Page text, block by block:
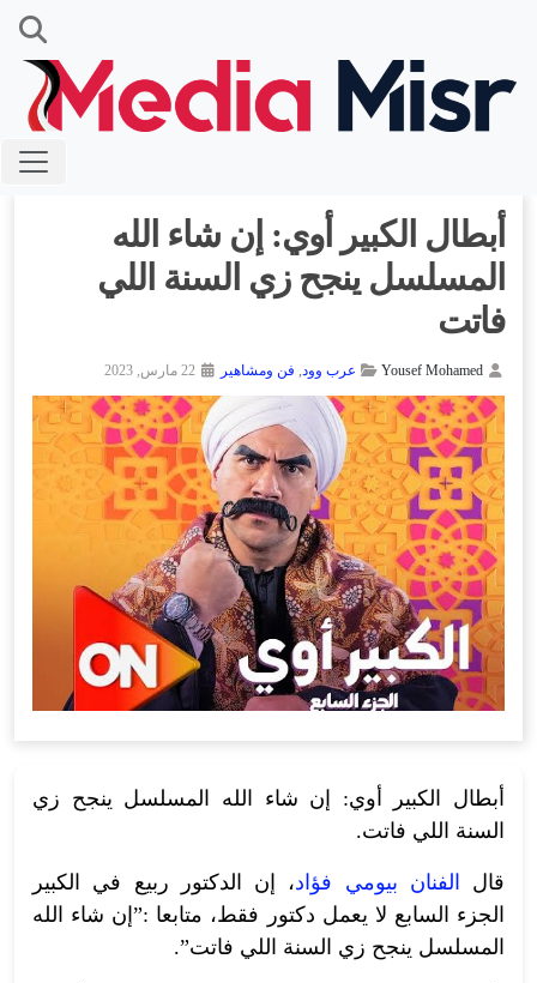
أبطال الكبير أوي: إن شاء الله
المسلسل ينجح زي السنة اللي
فاتت
عرب وود, فن ومشاهير
أبطال الكبير أوي: إن شاء الله المسلسل ينجح زي
السنة اللي فاتت.
قال الفنان بيومي فؤاد، إن الدكتور ربيع في الكبير
الجزء السابع لا يعمل دكتور فقط، متابعا :”إن شاء الله
المسلسل ينجح زي السنة اللي فاتت”.